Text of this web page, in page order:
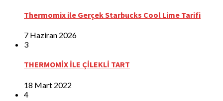
Thermomix ile Gerçek Starbucks Cool Lime Tarifi
7 Haziran 2026
3
THERMOMİX İLE ÇİLEKLİ TART
18 Mart 2022
4